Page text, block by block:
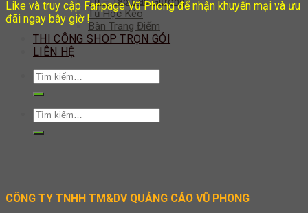
Tủ Hộc Kéo
Bàn Trang Điểm
THI CÔNG SHOP TRỌN GÓI
LIÊN HỆ
Tìm
kiếm:
Tìm
kiếm:
Like và truy cập Fanpage Vũ Phong để nhận khuyến mại và ưu
đãi ngay bây giờ !
CÔNG TY TNHH TM&DV QUẢNG CÁO VŨ PHONG